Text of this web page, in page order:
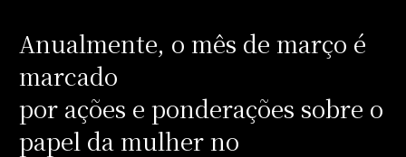
Anualmente, o mês de março é
marcado
por ações e ponderações sobre o
papel da mulher no